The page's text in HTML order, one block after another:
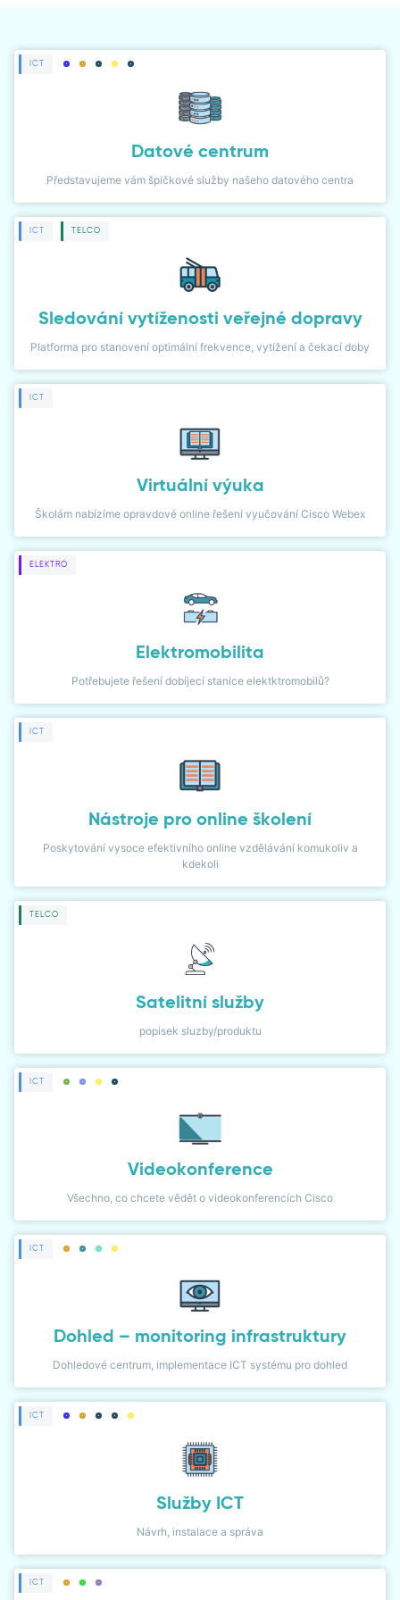
LIDÉ
WIKI
KLIENTSKÁ ZÓNA
ICT
Datové centrum
Představujeme vám špičkové služby našeho datového centra
ICT TELCO
Sledování vytíženosti veřejné dopravy
Platforma pro stanovení optimální frekvence, vytížení a čekací doby
ICT
Virtuální výuka
Školám nabízíme opravdové online řešení vyučování Cisco Webex
ELEKTRO
Elektromobilita
Potřebujete řešení dobíjecí stanice elektktromobilů?
ICT
Nástroje pro online školení
Poskytování vysoce efektivního online vzdělávání komukoliv a
kdekoli
TELCO
Satelitní služby
popisek sluzby/produktu
ICT
Videokonference
Všechno, co chcete vědět o videokonferencích Cisco
ICT
Dohled – monitoring infrastruktury
Dohledové centrum, implementace ICT systému pro dohled
ICT
Služby ICT
Návrh, instalace a správa
ICT